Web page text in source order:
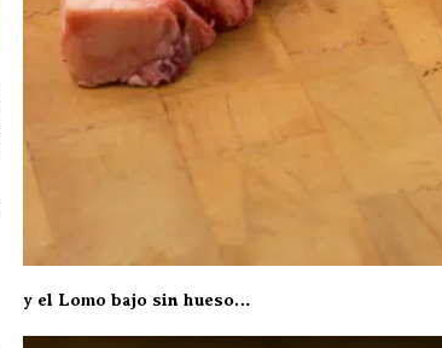
y el Lomo bajo sin hueso…